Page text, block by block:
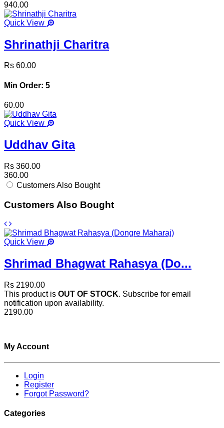
940.00
Quick View
Shrinathji Charitra
Rs 60.00
Min Order: 5
60.00
Quick View
Uddhav Gita
Rs 360.00
360.00
Customers Also Bought
Customers Also Bought
Quick View
Shrimad Bhagwat Rahasya (Do...
Rs 2190.00
This product is OUT OF STOCK. Subscribe for email
notification upon availability.
2190.00
My Account
Login
Register
Forgot Password?
Categories